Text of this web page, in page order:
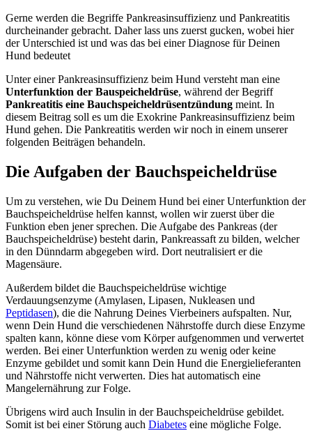
Gerne werden die Begriffe Pankreasinsuffizienz und Pankreatitis
durcheinander gebracht. Daher lass uns zuerst gucken, wobei hier
der Unterschied ist und was das bei einer Diagnose für Deinen
Hund bedeutet
Unter einer Pankreasinsuffizienz beim Hund versteht man eine
Unterfunktion der Bauspeicheldrüse, während der Begriff
Pankreatitis eine Bauchspeicheldrüsentzündung meint. In
diesem Beitrag soll es um die Exokrine Pankreasinsuffizienz beim
Hund gehen. Die Pankreatitis werden wir noch in einem unserer
folgenden Beiträgen behandeln.
Die Aufgaben der Bauchspeicheldrüse
Um zu verstehen, wie Du Deinem Hund bei einer Unterfunktion der
Bauchspeicheldrüse helfen kannst, wollen wir zuerst über die
Funktion eben jener sprechen. Die Aufgabe des Pankreas (der
Bauchspeicheldrüse) besteht darin, Pankreassaft zu bilden, welcher
in den Dünndarm abgegeben wird. Dort neutralisiert er die
Magensäure.
Außerdem bildet die Bauchspeicheldrüse wichtige
Verdauungsenzyme (Amylasen, Lipasen, Nukleasen und
Peptidasen), die die Nahrung Deines Vierbeiners aufspalten. Nur,
wenn Dein Hund die verschiedenen Nährstoffe durch diese Enzyme
spalten kann, könne diese vom Körper aufgenommen und verwertet
werden. Bei einer Unterfunktion werden zu wenig oder keine
Enzyme gebildet und somit kann Dein Hund die Energielieferanten
und Nährstoffe nicht verwerten. Dies hat automatisch eine
Mangelernährung zur Folge.
Übrigens wird auch Insulin in der Bauchspeicheldrüse gebildet.
Somit ist bei einer Störung auch Diabetes eine mögliche Folge.